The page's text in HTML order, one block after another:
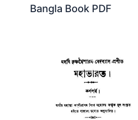
Bangla Book PDF